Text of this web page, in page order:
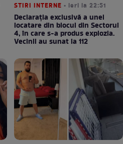
STIRI INTERNE • ieri la 22:51
Declarația exclusivă a unei
locatare din blocul din Sectorul
4, în care s-a produs explozia.
Vecinii au sunat la 112